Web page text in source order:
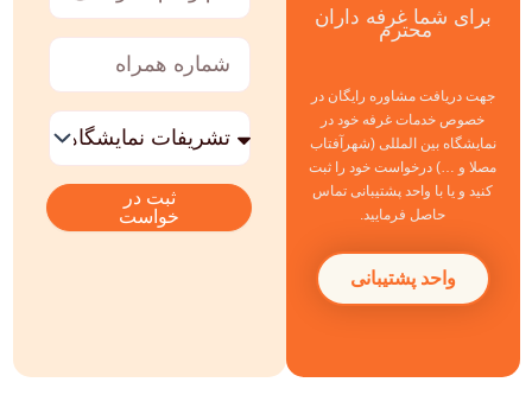
برای شما غرفه داران
محترم
جهت دریافت مشاوره رایگان در
خصوص خدمات غرفه خود در
نمایشگاه بین المللی (شهرآفتاب
مصلا و …) درخواست خود را ثبت
کنید و یا با واحد پشتیبانی تماس
حاصل فرمایید.
واحد پشتیبانی
نام
خانوادگی
شماره
همراه
خدمات
مورد
نظر
ثبت در
خواست